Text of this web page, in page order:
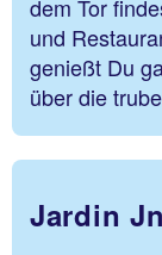
dem Tor
und
genießt Du
über die
Jardin